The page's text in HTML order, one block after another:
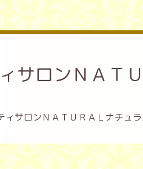
サロンＮＡＴ
ィサロンＮＡＴＵＲＡＬナチュ